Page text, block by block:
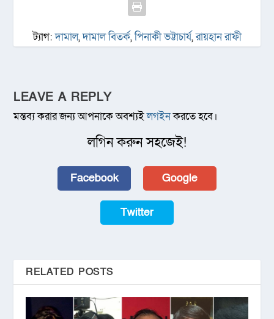
ট্যাগ:দামাল,দামাল বিতর্ক,পিনাকী ভট্টাচার্য,রায়হান রাফী
LEAVE A REPLY
মন্তব্য করার জন্য আপনাকে অবশ্যইলগইনকরতে হবে।
লগিন করুন সহজেই!
Facebook Google
Twitter
RELATED POSTS